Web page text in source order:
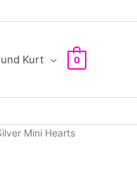
Kurt 0
Mini Hearts